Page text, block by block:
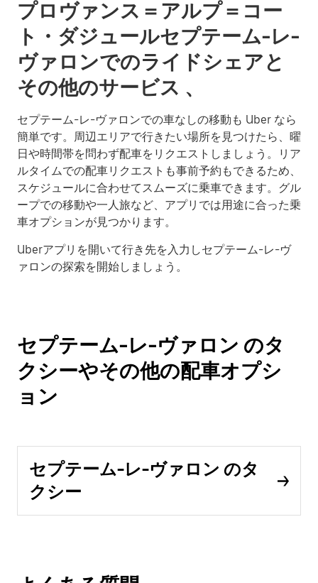
プロヴァンス＝アルプ＝コー
ト・ダジュールセプテーム-レ-
ヴァロンでのライドシェアと
その他のサービス 、
セプテーム-レ-ヴァロンでの車なしの移動も Uber なら
簡単です。周辺エリアで行きたい場所を見つけたら、曜
日や時間帯を問わず配車をリクエストしましょう。リア
ルタイムでの配車リクエストも事前予約もできるため、
スケジュールに合わせてスムーズに乗車できます。グル
ープでの移動や一人旅など、アプリでは用途に合った乗
車オプションが見つかります。
Uberアプリを開いて行き先を入力しセプテーム-レ-ヴ
ァロンの探索を開始しましょう。
セプテーム-レ-ヴァロン のタ
クシーやその他の配車オプシ
ョン
セプテーム-レ-ヴァロン のタ
クシー